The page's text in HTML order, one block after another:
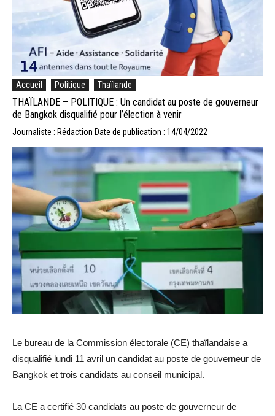
Accueil Politique Thaïlande
THAÏLANDE – POLITIQUE : Un candidat au poste de gouverneur
de Bangkok disqualifié pour l’élection à venir
Journaliste : Rédaction Date de publication : 14/04/2022
Le bureau de la Commission électorale (CE) thaïlandaise a
disqualifié lundi 11 avril un candidat au poste de gouverneur de
Bangkok et trois candidats au conseil municipal.
La CE a certifié 30 candidats au poste de gouverneur de